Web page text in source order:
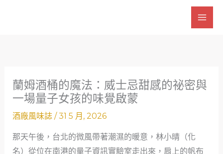
蘭姆酒桶的魔法：威士忌甜感的祕密與
一場量子女孩的味覺啟蒙
酒廠風味誌/31 5 月, 2026
那天午後，台北的微風帶著潮濕的暖意，林小晴（化
名）從位在南港的量子資訊實驗室走出來，肩上的帆布